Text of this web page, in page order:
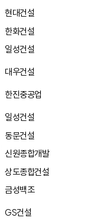
현대건설
한화건설
일성건설
대우건설
한진중공업
일성건설
동문건설
신원종합개발
상도종합건설
금성백조
GS건설